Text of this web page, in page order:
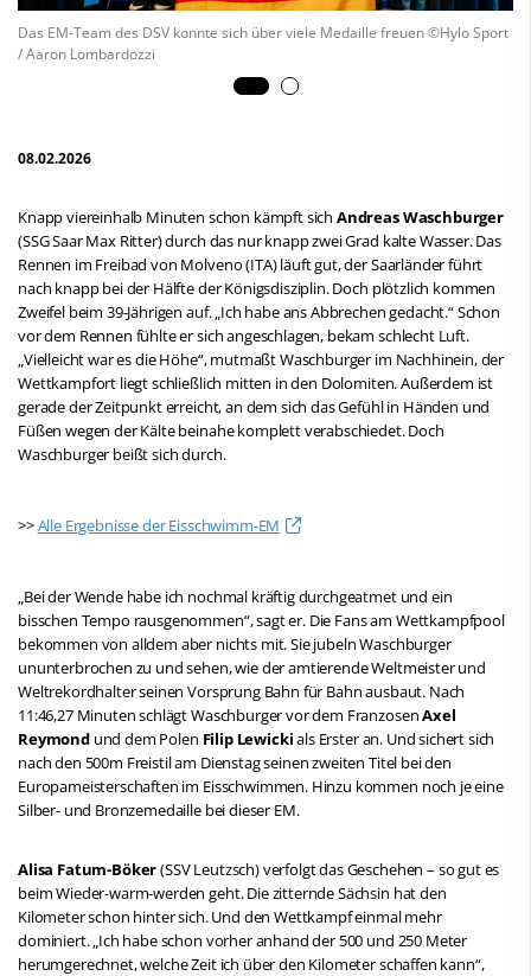
Das EM-Team des DSV konnte sich über viele Medaille freuen ©Hylo Sport
/ Aaron Lombardozzi
08.02.2026
Knapp viereinhalb Minuten schon kämpft sich Andreas Waschburger
(SSG Saar Max Ritter) durch das nur knapp zwei Grad kalte Wasser. Das
Rennen im Freibad von Molveno (ITA) läuft gut, der Saarländer führt
nach knapp bei der Hälfte der Königsdisziplin. Doch plötzlich kommen
Zweifel beim 39-Jährigen auf. „Ich habe ans Abbrechen gedacht.“ Schon
vor dem Rennen fühlte er sich angeschlagen, bekam schlecht Luft.
„Vielleicht war es die Höhe“, mutmaßt Waschburger im Nachhinein, der
Wettkampfort liegt schließlich mitten in den Dolomiten. Außerdem ist
gerade der Zeitpunkt erreicht, an dem sich das Gefühl in Händen und
Füßen wegen der Kälte beinahe komplett verabschiedet. Doch
Waschburger beißt sich durch.
>>Alle Ergebnisse der Eisschwimm-EM
„Bei der Wende habe ich nochmal kräftig durchgeatmet und ein
bisschen Tempo rausgenommen“, sagt er. Die Fans am Wettkampfpool
bekommen von alldem aber nichts mit. Sie jubeln Waschburger
ununterbrochen zu und sehen, wie der amtierende Weltmeister und
Weltrekordhalter seinen Vorsprung Bahn für Bahn ausbaut. Nach
11:46,27 Minuten schlägt Waschburger vor dem FranzosenAxel
Reymondund dem Polen Filip Lewickials Erster an. Und sichert sich
nach den 500m Freistil am Dienstag seinen zweiten Titel bei den
Europameisterschaften im Eisschwimmen. Hinzu kommen noch je eine
Silber- und Bronzemedaille bei dieser EM.
Alisa Fatum-Böker(SSV Leutzsch) verfolgt das Geschehen – so gut es
beim Wieder-warm-werden geht. Die zitternde Sächsin hat den
Kilometer schon hinter sich. Und den Wettkampf einmal mehr
dominiert. „Ich habe schon vorher anhand der 500 und 250 Meter
herumgerechnet, welche Zeit ich über den Kilometer schaffen kann“,